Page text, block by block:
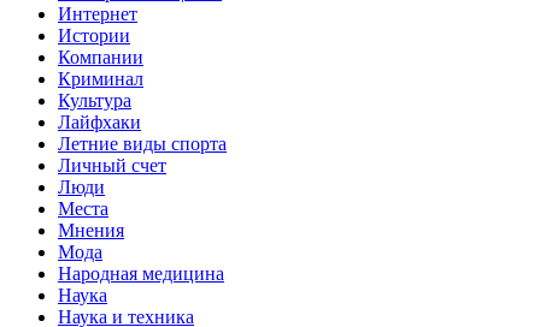
Интернет
Истории
Компании
Криминал
Культура
Лайфхаки
Летние виды спорта
Личный счет
Люди
Места
Мнения
Мода
Народная медицина
Наука
Наука и техника